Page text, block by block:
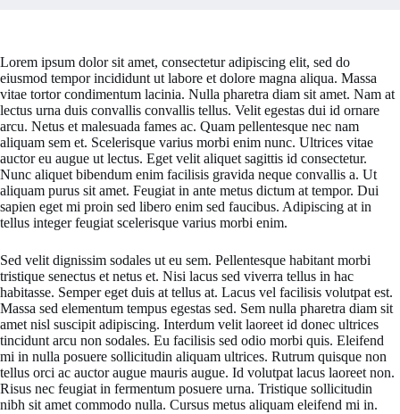
Lorem ipsum dolor sit amet, consectetur adipiscing elit, sed do
eiusmod tempor incididunt ut labore et dolore magna aliqua. Massa
vitae tortor condimentum lacinia. Nulla pharetra diam sit amet. Nam at
lectus urna duis convallis convallis tellus. Velit egestas dui id ornare
arcu. Netus et malesuada fames ac. Quam pellentesque nec nam
aliquam sem et. Scelerisque varius morbi enim nunc. Ultrices vitae
auctor eu augue ut lectus. Eget velit aliquet sagittis id consectetur.
Nunc aliquet bibendum enim facilisis gravida neque convallis a. Ut
aliquam purus sit amet. Feugiat in ante metus dictum at tempor. Dui
sapien eget mi proin sed libero enim sed faucibus. Adipiscing at in
tellus integer feugiat scelerisque varius morbi enim.
Sed velit dignissim sodales ut eu sem. Pellentesque habitant morbi
tristique senectus et netus et. Nisi lacus sed viverra tellus in hac
habitasse. Semper eget duis at tellus at. Lacus vel facilisis volutpat est.
Massa sed elementum tempus egestas sed. Sem nulla pharetra diam sit
amet nisl suscipit adipiscing. Interdum velit laoreet id donec ultrices
tincidunt arcu non sodales. Eu facilisis sed odio morbi quis. Eleifend
mi in nulla posuere sollicitudin aliquam ultrices. Rutrum quisque non
tellus orci ac auctor augue mauris augue. Id volutpat lacus laoreet non.
Risus nec feugiat in fermentum posuere urna. Tristique sollicitudin
nibh sit amet commodo nulla. Cursus metus aliquam eleifend mi in.